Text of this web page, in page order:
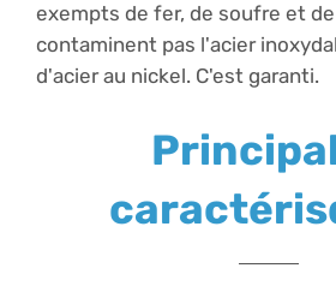
exempts de fer, de soufre et
contaminent pas l'acier
d'acier au nickel. C'est garanti.
c